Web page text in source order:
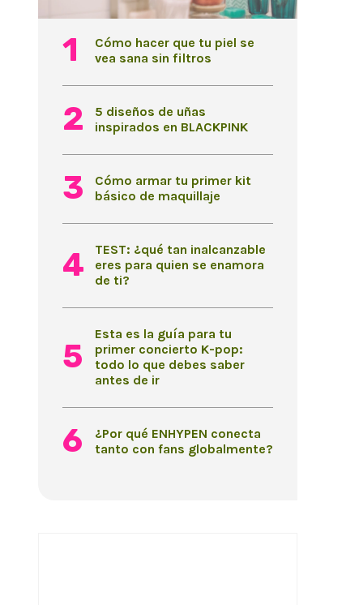
Cómo hacer que tu piel se
vea sana sin filtros
5 diseños de uñas
inspirados en BLACKPINK
Cómo armar tu primer kit
básico de maquillaje
TEST: ¿qué tan inalcanzable
eres para quien se enamora
de ti?
Esta es la guía para tu
primer concierto K-pop:
todo lo que debes saber
antes de ir
¿Por qué ENHYPEN conecta
tanto con fans globalmente?